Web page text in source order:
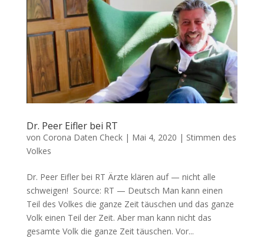
Dr. Peer Eifler bei RT
von Corona Daten Check| Mai 4, 2020 | Stimmen des
Volkes
Dr. Peer Eifler bei RT Ärz­te klä­ren auf — nicht alle
schweigen! Source: RT — Deutsch Man kann einen
Teil des Vol­kes die gan­ze Zeit täu­schen und das gan­ze
Volk einen Teil der Zeit. Aber man kann nicht das
gesam­te Volk die gan­ze Zeit täuschen. Vor...